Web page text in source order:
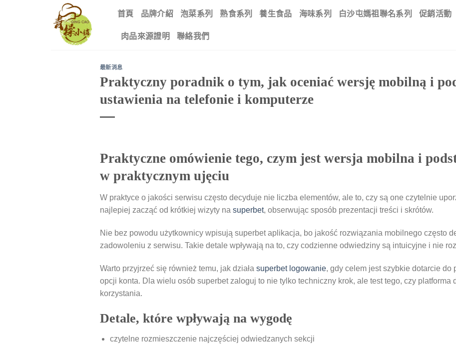
content
首頁 品牌介紹 泡菜系列 熟食系列 養生食品 海味系列 白沙屯媽祖聯名系列 促銷活動
肉品來源證明 聯絡我們
最新消息
Praktyczny poradnik o tym, jak oceniać wersję mobilną i
ustawienia na telefonie i komputerze
Praktyczne omówienie tego, czym jest wersja mobilna i
w praktycznym ujęciu
W praktyce o jakości serwisu często decyduje nie liczba elementów, ale to, czy są one czytelnie
najlepiej zacząć od krótkiej wizyty na superbet, obserwując sposób prezentacji treści i skrótów.
Nie bez powodu użytkownicy wpisują superbet aplikacja, bo jakość rozwiązania mobilnego często
zadowoleniu z serwisu. Takie detale wpływają na to, czy codzienne odwiedziny są intuicyjne i nie
Warto przyjrzeć się również temu, jak działa superbet logowanie, gdy celem jest szybkie dotarcie do
opcji konta. Dla wielu osób superbet zaloguj to nie tylko techniczny krok, ale test tego, czy platforma
korzystania.
Detale, które wpływają na wygodę
czytelne rozmieszczenie najczęściej odwiedzanych sekcji